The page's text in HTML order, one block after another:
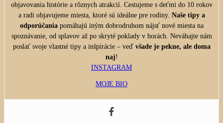
objavovania histórie a rôznych atrakcií. Cestujeme s deťmi do 10 rokov
a radi objavujeme miesta, ktoré sú ideálne pre rodiny. Naše tipy a
odporúčaniapomáhajú iným dobrodruhom nájsť nové miesta na
spoznávanie, od splavov až po skryté poklady v horách. Neváhajte nám
poslať svoje vlastné tipy a inšpirácie – veď všade je pekne, ale doma
naj!
INSTAGRAM
MOJE BIO